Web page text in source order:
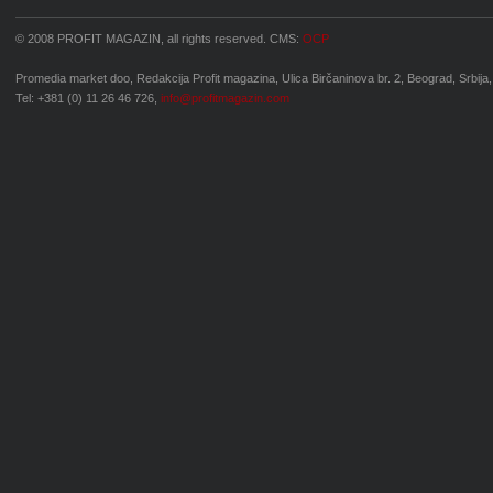
© 2008 PROFIT MAGAZIN, all rights reserved. CMS: OCP
Promedia market doo, Redakcija Profit magazina, Ulica Birčaninova br. 2, Beograd, Srbija,
Tel: +381 (0) 11 26 46 726, info@profitmagazin.com